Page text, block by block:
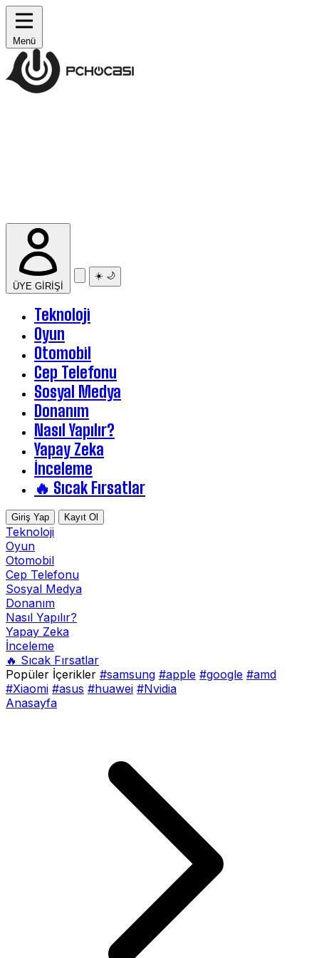
Menü
ÜYE GİRİŞİ
☀️ 🌙
Teknoloji
Oyun
Otomobil
Cep Telefonu
Sosyal Medya
Donanım
Nasıl Yapılır?
Yapay Zeka
İnceleme
🔥 Sıcak Fırsatlar
Giriş Yap Kayıt Ol
Teknoloji
Oyun
Otomobil
Cep Telefonu
Sosyal Medya
Donanım
Nasıl Yapılır?
Yapay Zeka
İnceleme
🔥 Sıcak Fırsatlar
Popüler İçerikler #samsung #apple #google #amd
#Xiaomi #asus #huawei #Nvidia
Anasayfa